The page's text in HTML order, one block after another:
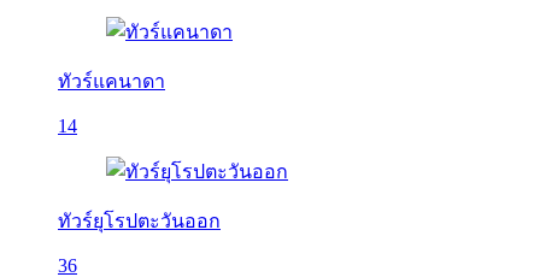
ทัวร์แคนาดา
14
ทัวร์ยุโรปตะวันออก
36